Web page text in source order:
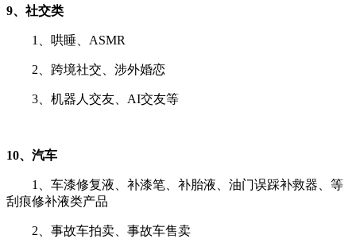
9、社交类
1、哄睡、ASMR
2、跨境社交、涉外婚恋
3、机器人交友、AI交友等
10、汽车
1、车漆修复液、补漆笔、补胎液、油门误踩补救器、等
刮痕修补液类产品
2、事故车拍卖、事故车售卖